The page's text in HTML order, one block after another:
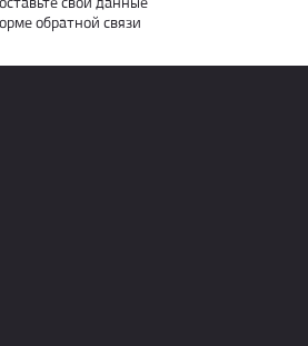
обратной связи